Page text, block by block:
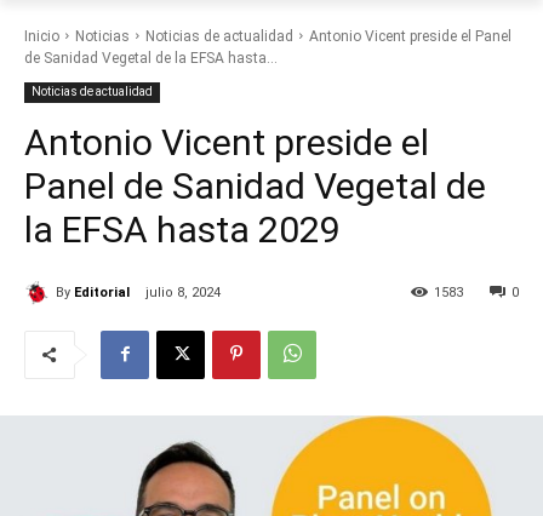
Inicio Noticias Noticias de actualidad
Antonio Vicent preside el Panel
de Sanidad Vegetal de la EFSA hasta...
Noticias de actualidad
Antonio Vicent preside el
Panel de Sanidad Vegetal de
la EFSA hasta 2029
By Editorial julio 8, 2024 0
1583